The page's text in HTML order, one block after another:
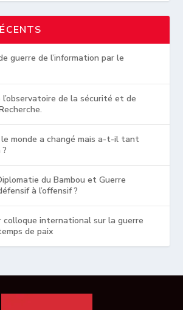
guerre de l’information par le
de la sécurité et de
monde a changé mais a-t-il tant
du Bambou et Guerre
à l’offensif ?
colloque international sur la guerre
de paix